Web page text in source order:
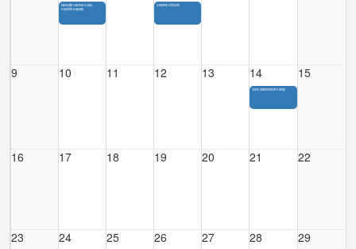
Mesleğe Hazırlık Kursu
Kayıtları Başladı
Seramik Atölyesi
9 10 11 12 13 14
Genç Mühendisler Kampı
15
16 17 18 19 20 21 22
23 24 25 26 27 28 29